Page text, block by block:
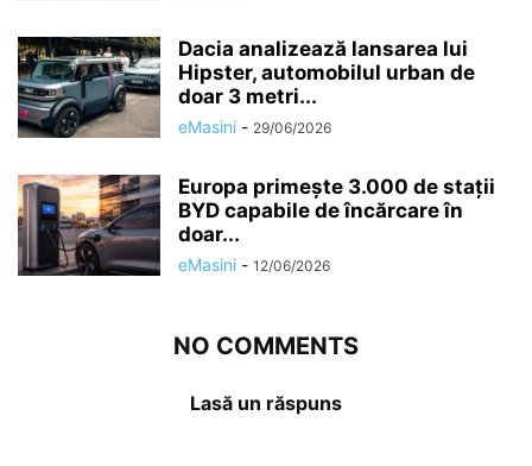
Dacia analizează lansarea lui
Hipster, automobilul urban de
doar 3 metri...
eMasini - 29/06/2026
Europa primește 3.000 de stații
BYD capabile de încărcare în
doar...
eMasini - 12/06/2026
NO COMMENTS
Lasă un răspuns